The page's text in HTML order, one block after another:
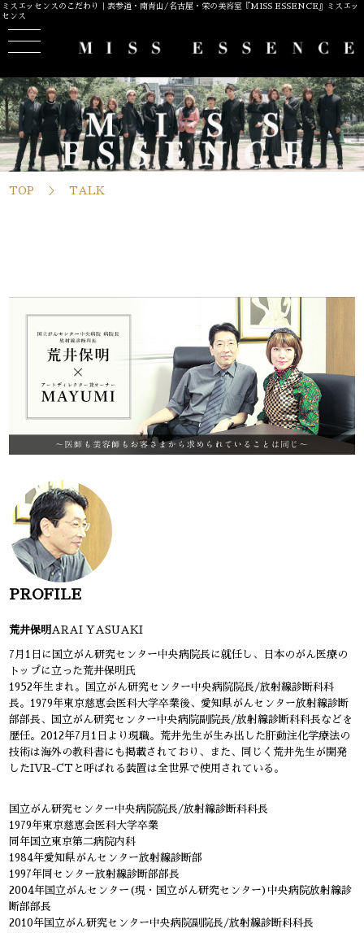
ミスエッセンスのこだわり｜表参道・南青山/名古屋・栄の美容室『MISS ESSENCE』ミスエッ
センス
TOP TALK
PROFILE
荒井保明 ARAI YASUAKI
7月1日に国立がん研究センター中央病院長に就任し、日本のがん医療の
トップに立った荒井保明氏
1952年生まれ。国立がん研究センター中央病院院長/放射線診断科科
長。1979年東京慈恵会医科大学卒業後、愛知県がんセンター放射線診断
部部長、国立がん研究センター中央病院副院長/放射線診断科科長などを
歴任。2012年7月1日より現職。荒井先生が生み出した肝動注化学療法の
技術は海外の教科書にも掲載されており、また、同じく荒井先生が開発
したIVR-CTと呼ばれる装置は全世界で使用されている。
国立がん研究センター中央病院院長/放射線診断科科長
1979年東京慈恵会医科大学卒業
同年国立東京第二病院内科
1984年愛知県がんセンター放射線診断部
1997年同センター放射線診断部部長
2004年国立がんセンター(現・国立がん研究センター)中央病院放射線診
断部部長
2010年国立がん研究センター中央病院副院長/放射線診断科科長